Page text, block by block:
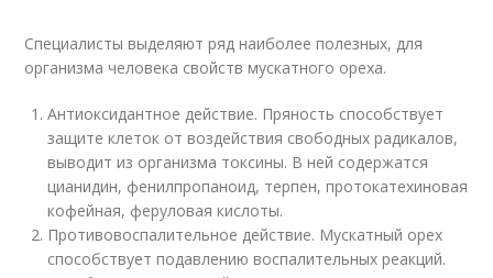
Специалисты выделяют ряд наиболее полезных, для
организма человека свойств мускатного ореха.
Антиоксидантное действие. Пряность способствует
защите клеток от воздействия свободных радикалов,
выводит из организма токсины. В ней содержатся
цианидин, фенилпропаноид, терпен, протокатехиновая
кофейная, феруловая кислоты.
Противовоспалительное действие. Мускатный орех
способствует подавлению воспалительных реакций.